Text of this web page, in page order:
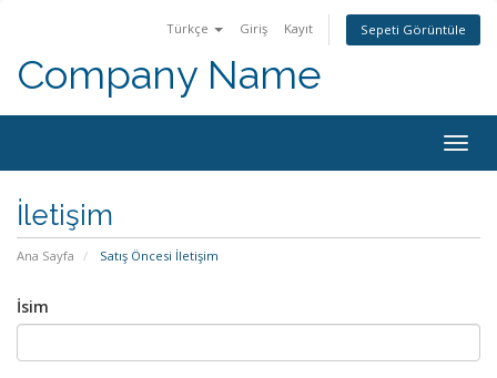
Türkçe Giriş Kayıt Sepeti Görüntüle
Company Name
İletişim
Ana Sayfa Satış Öncesi İletişim
İsim